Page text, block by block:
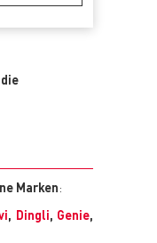
Marken:
, Dingli, Genie,